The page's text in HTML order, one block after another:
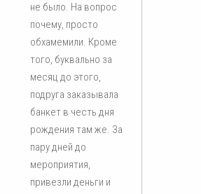
не было. На вопрос
почему, просто
обхамемили. Кроме
того, буквально за
месяц до этого,
подруга заказывала
банкет в честь дня
рождения там же. За
пару дней до
мероприятия,
привезли деньги и